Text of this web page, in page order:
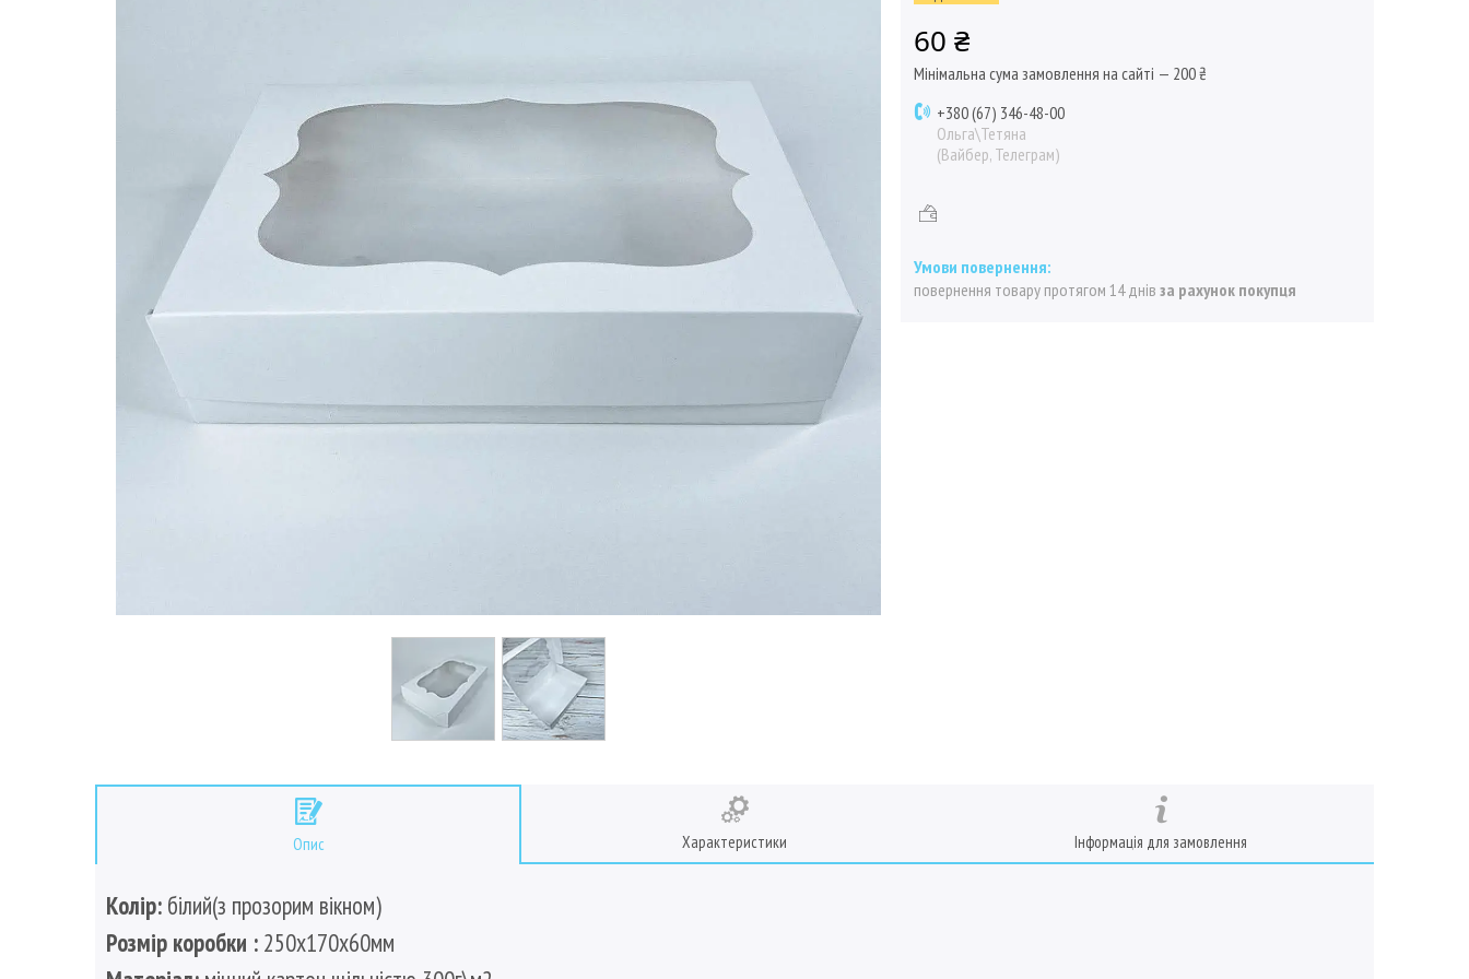
60 ₴
Мінімальна сума замовлення на сайті — 200 ₴
+380 (67) 346-48-00
Ольга\Тетяна
(Вайбер, Телеграм)
повернення товару протягом 14 днів за рахунок покупця
Опис Характеристики Інформація для замовлення
Колір: білий(з прозорим вікном)
Розмір коробки : 250х170х60мм